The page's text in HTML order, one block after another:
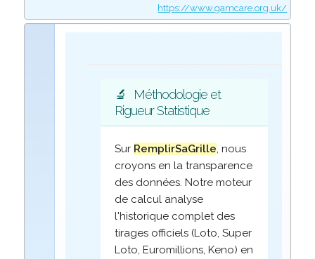
https://www.gamcare.org.uk/
🔬
Méthodologie et
Rigueur Statistique
Sur RemplirSaGrille, nous
croyons en la transparence
des données. Notre moteur
de calcul analyse
l'historique complet des
tirages officiels (Loto, Super
Loto, Euromillions, Keno) en